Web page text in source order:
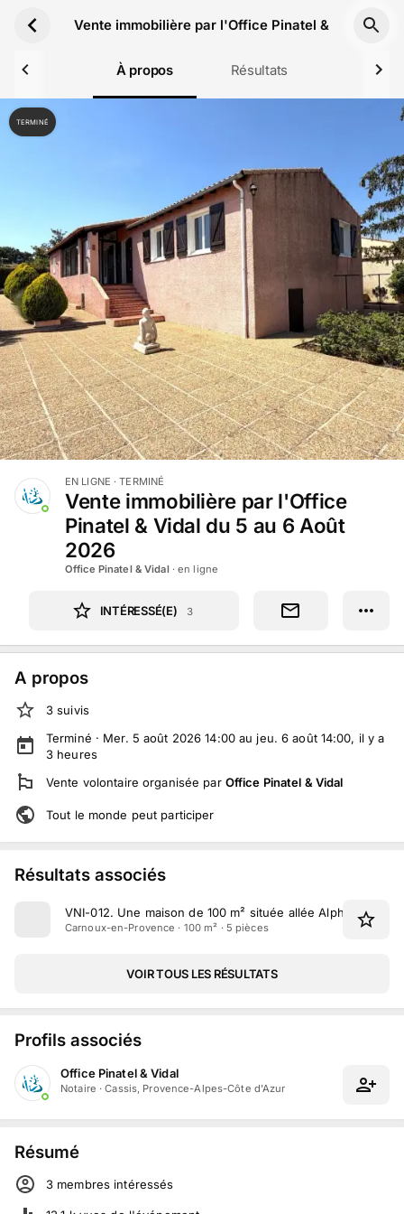
Vente immobilière par l'Office Pinatel & Vidal du 5
À propos Résultats
TERMINÉ
EN LIGNE · TERMINÉ
Vente immobilière par l'Office
Pinatel & Vidal du 5 au 6 Août
2026
Office Pinatel & Vidal · en ligne
INTÉRESSÉ(E) 3
A propos
3 suivis
Terminé · Mer. 5 août 2026 14:00 au jeu. 6 août 14:00, il y a
3 heures
Vente volontaire organisée par Office Pinatel & Vidal
Tout le monde peut participer
Résultats associés
VNI-012. Une maison de 100 m² située allée Alphonse
Carnoux-en-Provence · 100 m² · 5 pièces
VOIR TOUS LES RÉSULTATS
Profils associés
Office Pinatel & Vidal
Notaire ·Cassis, Provence-Alpes-Côte d'Azur
Résumé
3 membres intéressés